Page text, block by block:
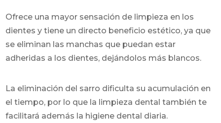
Ofrece una mayor sensación de limpieza en los
dientes y tiene un directo beneficio estético, ya que
se eliminan las manchas que puedan estar
adheridas a los dientes, dejándolos más blancos.
La eliminación del sarro dificulta su acumulación en
el tiempo, por lo que la limpieza dental también te
facilitará además la higiene dental diaria.